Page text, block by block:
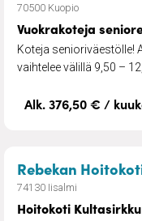
70500 Kuopio
Vuokrakoteja
Koteja senioriväestölle!
vaihtelee välillä 9,50 –
Alk. 376,50 € /
Rebekan
74130 Iisalmi
Hoitokoti Kultasirkku